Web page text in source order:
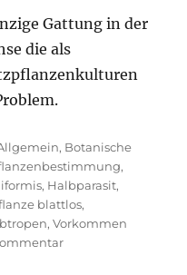
Gattung in der
die als
, Botanische
,
, Halbparasit,
blattlos,
,Vorkommen
zu